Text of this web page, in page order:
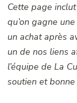
Cette page
qu’on gagne
un achat après
un de nos liens
l’équipe de La
soutien et